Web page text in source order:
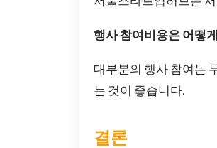
행사 참여비용은 어떻
대부분의 행사 참여는
는 것이 좋습니다.
결론